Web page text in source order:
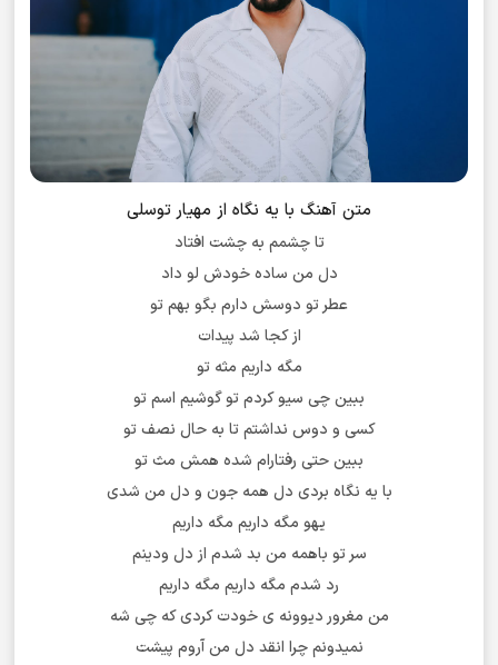
متن آهنگ با یه نگاه از مهیار توسلی
تا چشمم به چشت افتاد
دل من ساده خودش لو داد
عطر تو دوسش دارم بگو بهم تو
از کجا شد پیدات
مگه داریم مثه تو
ببین چی سیو کردم تو گوشیم اسم تو
کسی و دوس نداشتم تا به حال نصف تو
ببین حتی رفتارام شده همش مث تو
با یه نگاه بردی دل همه جون و دل من شدی
یهو مگه داریم مگه داریم
سر تو باهمه من بد شدم از دل و‌دینم
رد شدم مگه داریم مگه داریم
من مغرور دیوونه ی خودت کردی که چی شه
نمیدونم چرا انقد دل من آروم پیشت